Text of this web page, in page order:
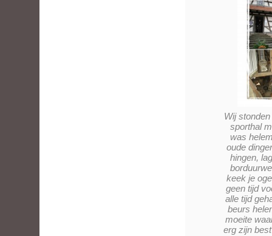
Wij
sporthal
was
oude
hingen,
keek je
geen tijd
alle tijd
beurs
moeite
erg zijn